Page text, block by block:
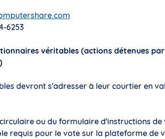
6253
véritables (actions détenues
devront s'adresser à leur courtier en
ou du formulaire d'instructions de
requis pour le vote sur la plateforme de